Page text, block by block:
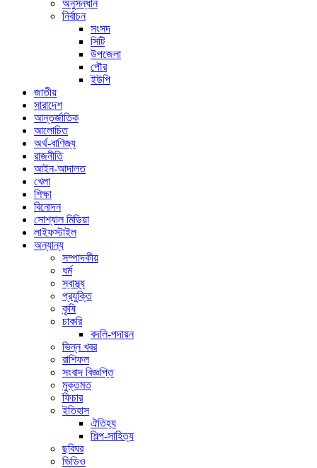
অনুসন্ধান
নির্বাচন
সংসদ
সিটি
উপজেলা
পৌর
ইউপি
জাতীয়
সারাদেশ
আন্তর্জাতিক
আলোচিত
অর্থ-বাণিজ্য
রাজনীতি
আইন-আদালত
খেলা
শিক্ষা
বিনোদন
সোশ্যাল মিডিয়া
লাইফস্টাইল
অন্যান্য
সম্পাদকীয়
ধর্ম
স্বাস্থ্য
প্রযুক্তি
কৃষি
চাকরি
বদলি-পদায়ন
ভিন্ন খবর
রাশিফল
সংবাদ বিজ্ঞপ্তি
মুক্তমত
ফিচার
ইতিহাস
ঐতিহ্য
শিল্প-সাহিত্য
ছবিঘর
ভিডিও